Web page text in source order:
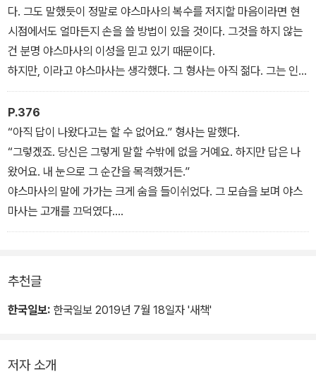
다. 그도 말했듯이 정말로 야스마사의 복수를 저지할 마음이라면 현
시점에서도 얼마든지 손을 쓸 방법이 있을 것이다. 그것을 하지 않는
건 분명 야스마사의 이성을 믿고 있기 때문이다.
하지만, 이라고 야스마사는 생각했다. 그 형사는 아직 젊다. 그는 인간
이라는 존재를 알지 못하는 것이다. 인간은 좀 더 추하고 비겁하고, 그
리고 약하다.
뜨겁게 이야기하던 가가의 목소리를 야스마사는 머리에서 몰아내려
고 했다. 아무것도 생각하지 않고 오로지 작업에만 몰두하려고 했다.
_ 제5장 3
P.376
“아직 답이 나왔다고는 할 수 없어요.” 형사는 말했다.
“그렇겠죠. 당신은 그렇게 말할 수밖에 없을 거예요. 하지만 답은 나
왔어요. 내 눈으로 그 순간을 목격했거든.”
야스마사의 말에 가가는 크게 숨을 들이쉬었다. 그 모습을 보며 야스
마사는 고개를 끄덕였다.
“지금의 내 말로 당신도 답을 얻었겠지요? 감식과에 의뢰하는 수고를
일 것은 없었다. 진상은 완전히 밝혀진 것이다.
“무슨 말이에요?” 가요코의 목소리가 높아졌다.
야스마사는 피식 웃었다.
추천글
한국일보: 한국일보 2019년 7월 18일자 '새책'
저자 소개